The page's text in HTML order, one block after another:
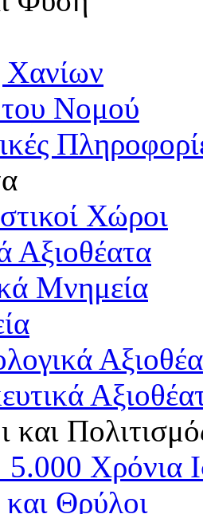
Νομού
Χώροι
Αξιοθέατα
Μνημεία
και
Χρόνια
Θρύλοι